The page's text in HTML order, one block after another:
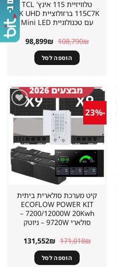
טלוויזיית 115 אינץ' TCL
115C7K ברזולוציית 4K UHD
עם טכנולוגיית Mini LED
108,790₪ המחיר
המקורי
היה:
108,790₪.
98,899₪ המחיר
הוספה לסל
-23%
שמור
מוצר
קיט מערכת סולארית ביתית
ECOFLOW POWER KIT
7200/12000W 20Kwh –
סולארי 9720W – ניוטק
171,018₪ המחיר
המקורי
היה:
171,018₪.
131,552₪ המחיר
הוספה לסל